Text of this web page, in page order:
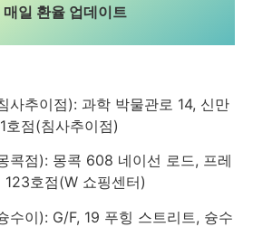
일 환율 업데이트
사추이점): 과학 박물관로 14, 신만
호점(침사추이점)
콕점): 몽콕 608 네이선 로드, 프레
호점(W 쇼핑센터)
수이): G/F, 19 푸힝 스트리트, 슝수